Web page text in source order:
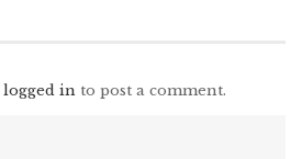
logged in to post a comment.